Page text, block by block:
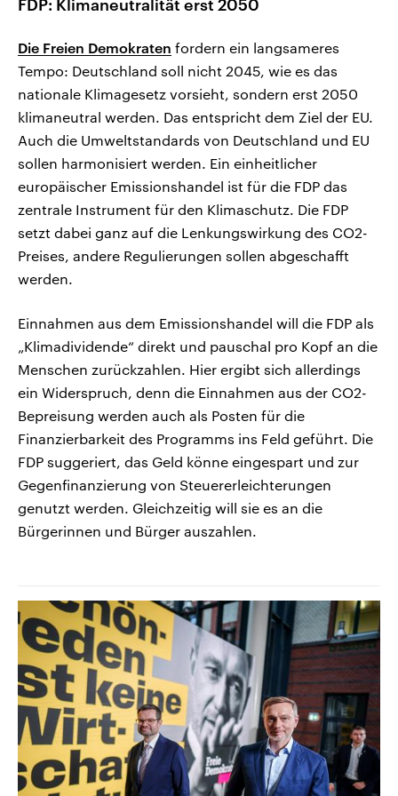
FDP: Klimaneutralität erst 2050
Die Freien Demokraten fordern ein langsameres
Tempo: Deutschland soll nicht 2045, wie es das
nationale Klimagesetz vorsieht, sondern erst 2050
klimaneutral werden. Das entspricht dem Ziel der EU.
Auch die Umweltstandards von Deutschland und EU
sollen harmonisiert werden. Ein einheitlicher
europäischer Emissionshandel ist für die FDP das
zentrale Instrument für den Klimaschutz. Die FDP
setzt dabei ganz auf die Lenkungswirkung des CO2-
Preises, andere Regulierungen sollen abgeschafft
werden.
Einnahmen aus dem Emissionshandel will die FDP als
„Klimadividende“ direkt und pauschal pro Kopf an die
Menschen zurückzahlen. Hier ergibt sich allerdings
ein Widerspruch, denn die Einnahmen aus der CO2-
Bepreisung werden auch als Posten für die
Finanzierbarkeit des Programms ins Feld geführt. Die
FDP suggeriert, das Geld könne eingespart und zur
Gegenfinanzierung von Steuererleichterungen
genutzt werden. Gleichzeitig will sie es an die
Bürgerinnen und Bürger auszahlen.